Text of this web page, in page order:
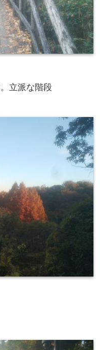
立派な階段